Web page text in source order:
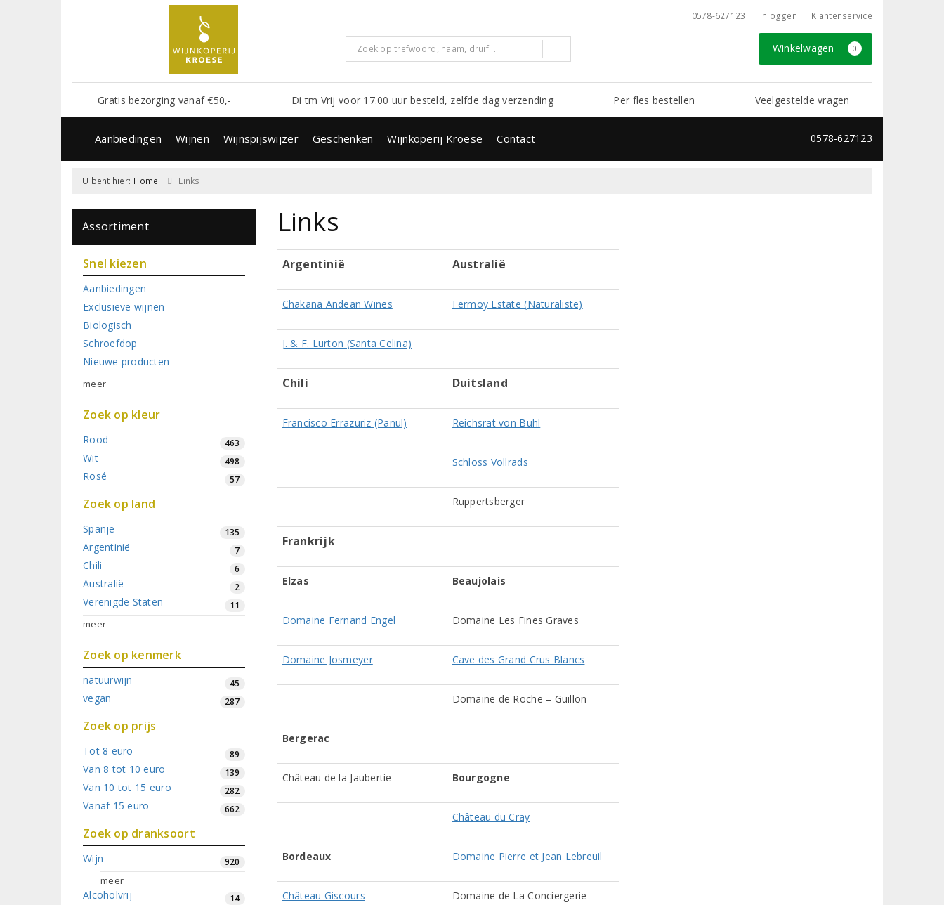
0578-627123 Inloggen Klantenservice
Winkelwagen 0
Gratis bezorging vanaf €50,- Di tm Vrij voor 17.00 uur besteld, zelfde dag verzending Per fles bestellen Veelgestelde vragen
Aanbiedingen Wijnen Wijnspijswijzer Geschenken Wijnkoperij Kroese Contact 0578-627123
U bent hier: Home Links
Assortiment
Snel kiezen
Aanbiedingen
Exclusieve wijnen
Biologisch
Schroefdop
Nieuwe producten
meer
Zoek op kleur
Rood 463
Wit 498
Rosé 57
Zoek op land
Spanje 135
Argentinië 7
Chili 6
Australië 2
Verenigde Staten 11
meer
Zoek op kenmerk
natuurwijn 45
vegan 287
Zoek op prijs
Tot 8 euro 89
Van 8 tot 10 euro 139
Van 10 tot 15 euro 282
Vanaf 15 euro 662
Zoek op dranksoort
Wijn 920
meer
Alcoholvrij 14
Links
Argentinië Australië
Chakana Andean Wines Fermoy Estate (Naturaliste)
J. & F. Lurton (Santa Celina)
Chili Duitsland
Francisco Errazuriz (Panul) Reichsrat von Buhl
Schloss Vollrads
Ruppertsberger
Frankrijk
Elzas Beaujolais
Domaine Fernand Engel Domaine Les Fines Graves
Domaine Josmeyer Cave des Grand Crus Blancs
Domaine de Roche – Guillon
Bergerac
Château de la Jaubertie Bourgogne
Château du Cray
Bordeaux Domaine Pierre et Jean Lebreuil
Château Giscours Domaine de La Conciergerie